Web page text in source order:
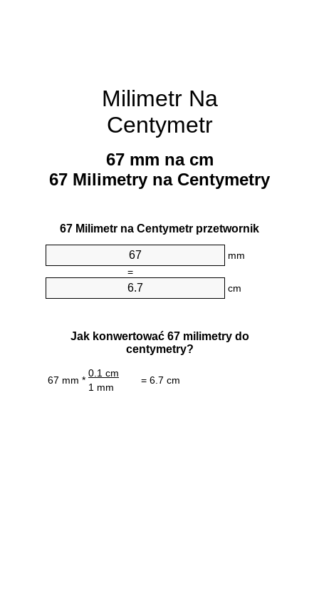
Milimetr Na
Centymetr
67 mm na cm
67 Milimetry na Centymetry
67 Milimetr na Centymetr przetwornik
mm
=
cm
Jak konwertować 67 milimetry do
centymetry?
67 mm *
0.1 cm
= 6.7 cm
1 mm